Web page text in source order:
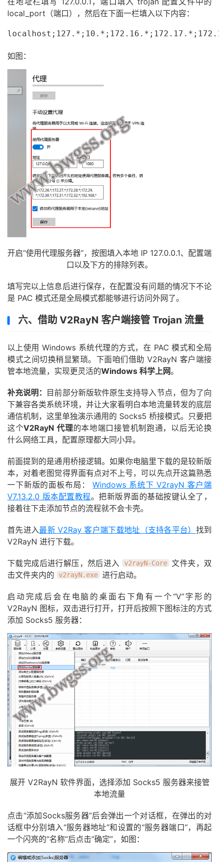
local_port（端口），然后在下面一栏填入以下内容：
如图：
开启“使用代理服务器”，按图填入本地 IP 127.0.0.1、配置端
口以及下方的排除列表。
填写完以上信息后进行保存，在配置没有问题的情况下不论
是 PAC 模式还是全局模式都能够进行访问外网了。
六、借助 V2RayN 客户端接管 Trojan 流量
以上使用 Windows 系统代理的方式，在 PAC 模式和全局
模式之间切换稍显繁琐。下面咱们借助 V2RayN 客户端接
管本地流量，实现更灵活的Windows 科学上网。
补充说明： 目前部分新版软件原生支持导入节点，但为了向
下兼容各类系统环境，并让大家看明白本地流量转发的底层
通信机制，这里单独演示通用的 Socks5 桥接模式。只要把
这个V2RayN 代理的本地端口接管机制跑通，以后无论换
什么网络工具，配置原理都大同小异。
前面提到的是通用桥接逻辑。如果你电脑里下载的是较新版
本，对着老图觉得界面有点对不上号，可以先点开这篇熟悉
一下新版的面板布局：Windows 系统下 V2rayN 客户端
V7.13.2.0 版本配置教程。把新版界面的基础按键认全了，
接着往下走添加节点的流程就不会卡壳。
首先进入最新 V2Ray 客户端下载地址（支持各平台） 找到
V2RayN 进行下载。
下载完成后进行解压，然后进入 v2rayN-Core 文件夹，双
击文件夹内的
v2rayN.exe 进行启动。
启动完成后会在电脑的桌面右下角有一个“V”字形的
V2RayN 图标，双击进行打开，打开后按照下图标注的方式
添加 Socks5 服务器：
展开 V2RayN 软件界面，选择添加 Socks5 服务器来接管
本地流量
点击“添加Socks服务器”后会弹出一个对话框，在弹出的对
话框中分别填入“服务器地址”和设置的“服务器端口”，再起
一个闪亮的“名称”后点击“确定”，如图：